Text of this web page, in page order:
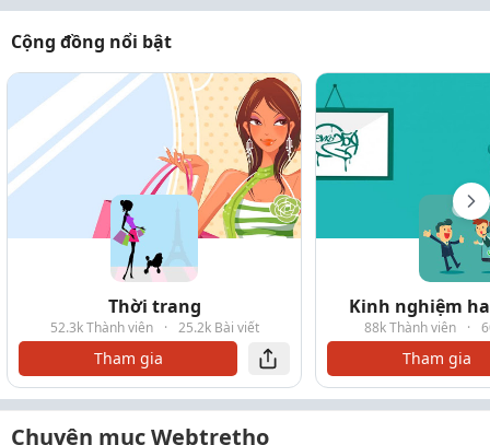
Cộng đồng nổi bật
Thời trang
52.3k Thành viên · 25.2k Bài viết
Tham gia
Kinh nghiệm
88k Thành viên ·
Tham gia
Chuyên mục Webtretho